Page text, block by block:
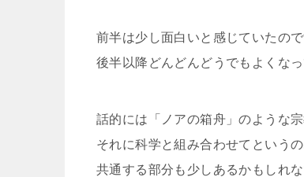
前半は少し面白いと感じていたので
後半以降どんどんどうでもよくな
話的には「ノアの箱舟」のような宗
それに科学と組み合わせてという
共通する部分も少しあるかもしれな